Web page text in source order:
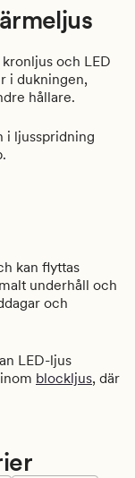
och LED
i dukningen,
hållare.
i ljusspridning
kan flyttas
underhåll och
och
LED-ljus
blockljus, där